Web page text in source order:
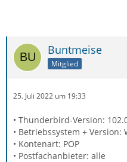
Buntmeise
Mitglied
25. Juli 2022 um 19:33
• Thunderbird-Version:
• Betriebssystem + Version:
• Kontenart: POP
• Postfachanbieter: alle